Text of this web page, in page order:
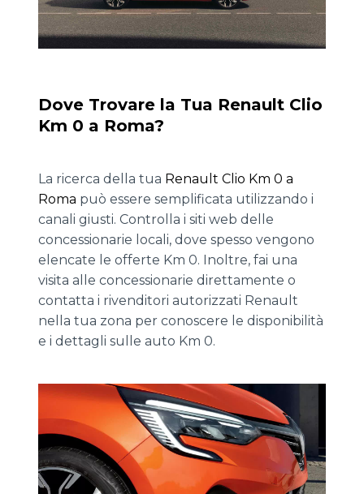
Dove Trovare la Tua Renault Clio
Km 0 a Roma?
La ricerca della tua Renault Clio Km 0 a
Roma può essere semplificata utilizzando i
canali giusti. Controlla i siti web delle
concessionarie locali, dove spesso vengono
elencate le offerte Km 0. Inoltre, fai una
visita alle concessionarie direttamente o
contatta i rivenditori autorizzati Renault
nella tua zona per conoscere le disponibilità
e i dettagli sulle auto Km 0.